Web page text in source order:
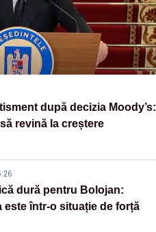
după decizia Moody’s:
revină la creștere
dură pentru Bolojan:
este într-o situație de forță